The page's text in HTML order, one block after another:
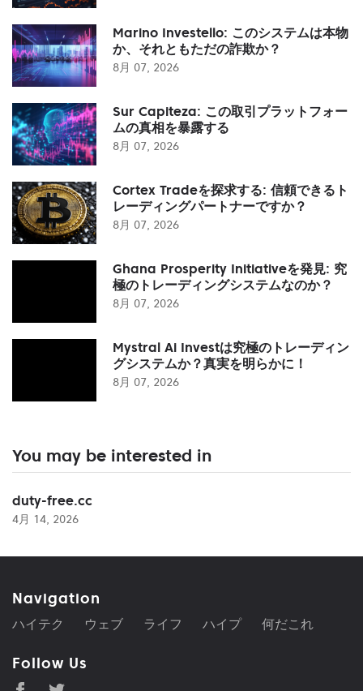
Marino Investello: このシステムは本物
か、それともただの詐欺か？
8月 07, 2026
Sur Capiteza: この取引プラットフォー
ムの真相を暴露する
8月 07, 2026
Cortex Tradeを探求する: 信頼できるト
レーディングパートナーですか？
8月 07, 2026
Ghana Prosperity Initiativeを発見: 究
極のトレーディングシステムなのか？
8月 07, 2026
Mystral Ai Investは究極のトレーディン
グシステムか？真実を明らかに！
8月 07, 2026
You may be interested in
duty-free.cc
4月 14, 2026
Navigation
ハイテク ウェブ ライフ ハイプ 何だこれ
Follow Us